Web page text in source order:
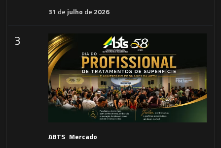
31 de julho de 2026
3
ABTS Mercado